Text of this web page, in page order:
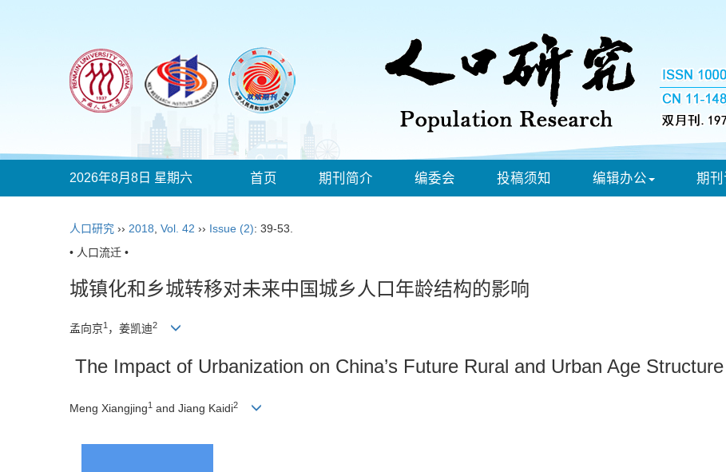
2026年8月8日 星期六 首页 期刊简介 编委会 投稿须知 编辑办公 期刊
人口研究 ›› 2018 Vol. 42 ›› Issue (2): 39-53.
• 人口流迁 •
城镇化和乡城转移对未来中国城乡人口年龄结构的影响
孟向京1 ，姜凯迪2
The Impact of Urbanization on China’s Future Rural and Urban Age Structure
Meng Xiangjing1 and Jiang Kaidi2